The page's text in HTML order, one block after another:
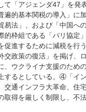
て「アジェンダ47」を
遍的基本関税の導入」に
法」、および「中国へ
枠組である「パリ協定
進するために減税を行
政策の復活」を掲げ、
、ウクライナ支援のため
するとしている。④「イ
交通インフラ大革命、住
得を厳しく制限し、不